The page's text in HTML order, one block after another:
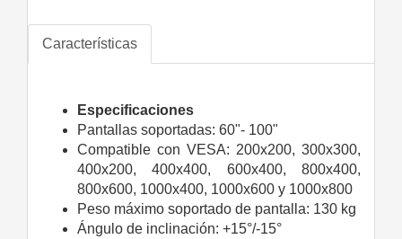
Características
Especificaciones
Pantallas soportadas: 60"- 100"
Compatible con VESA: 200x200, 300x300,
400x200, 400x400, 600x400, 800x400,
800x600, 1000x400, 1000x600 y 1000x800
Peso máximo soportado de pantalla: 130 kg
Ángulo de inclinación: +15°/-15°